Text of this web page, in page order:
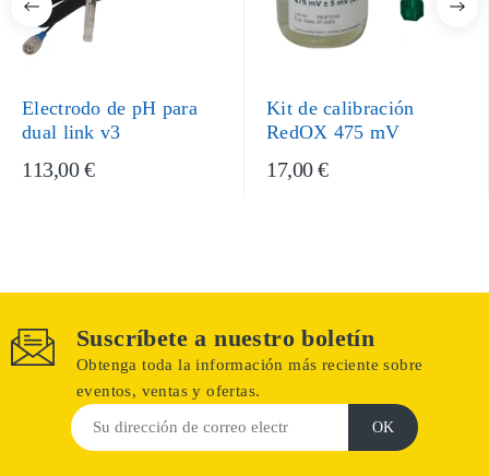
Electrodo de pH para
dual link v3
113,00 €
Kit de calibración
RedOX 475 mV
17,00 €
Suscríbete a nuestro boletín
Obtenga toda la información más reciente sobre
eventos, ventas y ofertas.